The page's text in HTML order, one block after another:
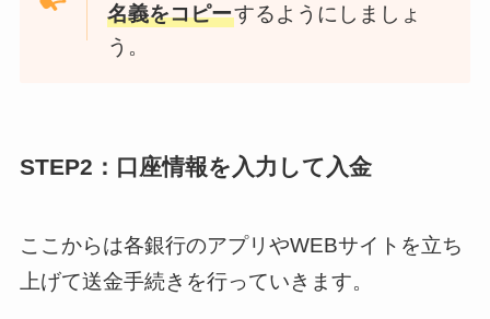
名義をコピーするようにしましょ
う。
STEP2：口座情報を入力して入金
ここからは各銀行のアプリやWEBサイトを立ち
上げて送金手続きを行っていきます。